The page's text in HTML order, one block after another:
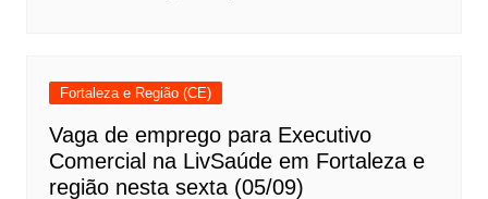
Fortaleza e Região (CE)
Vaga de emprego para Executivo
Comercial na LivSaúde em Fortaleza e
região nesta sexta (05/09)